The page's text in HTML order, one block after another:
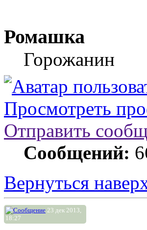
Ромашка
Горожанин
Просмотреть
Отправить
Сообщений:
Вернуться
23 дек 2013,
18:27